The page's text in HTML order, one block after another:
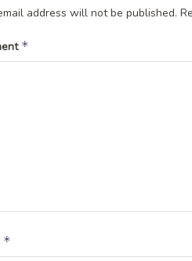
address will not be published.
*
*